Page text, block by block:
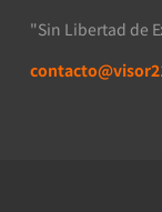
"Sin Libertad de